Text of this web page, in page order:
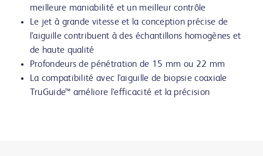
meilleure maniabilité et un meilleur contrôle
Le jet à grande vitesse et la conception précise de
l'aiguille contribuent à des échantillons homogènes et
de haute qualité
Profondeurs de pénétration de 15 mm ou 22 mm
La compatibilité avec l'aiguille de biopsie coaxiale
TruGuide™ améliore l'efficacité et la précision